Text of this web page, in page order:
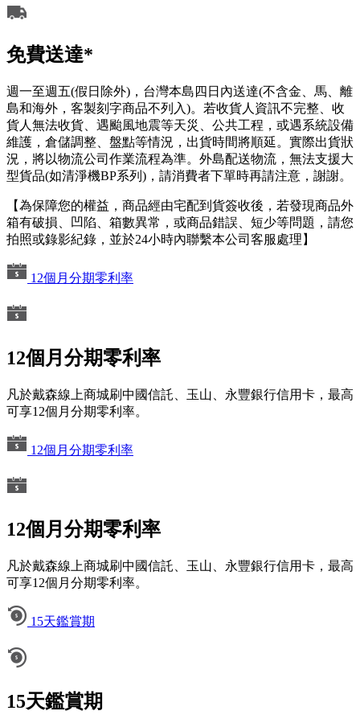
免費送達*
週一至週五(假日除外)，台灣本島四日內送達(不含金、馬、離
島和海外，客製刻字商品不列入)。若收貨人資訊不完整、收
貨人無法收貨、遇颱風地震等天災、公共工程，或遇系統設備
維護，倉儲調整、盤點等情況，出貨時間將順延。實際出貨狀
況，將以物流公司作業流程為準。外島配送物流，無法支援大
型貨品(如清淨機BP系列)，請消費者下單時再請注意，謝謝。
【為保障您的權益，商品經由宅配到貨簽收後，若發現商品外
箱有破損、凹陷、箱數異常，或商品錯誤、短少等問題，請您
拍照或錄影紀錄，並於24小時內聯繫本公司客服處理】
12個月分期零利率
12個月分期零利率
凡於戴森線上商城刷中國信託、玉山、永豐銀行信用卡，最高
可享12個月分期零利率。
12個月分期零利率
12個月分期零利率
凡於戴森線上商城刷中國信託、玉山、永豐銀行信用卡，最高
可享12個月分期零利率。
15天鑑賞期
15天鑑賞期